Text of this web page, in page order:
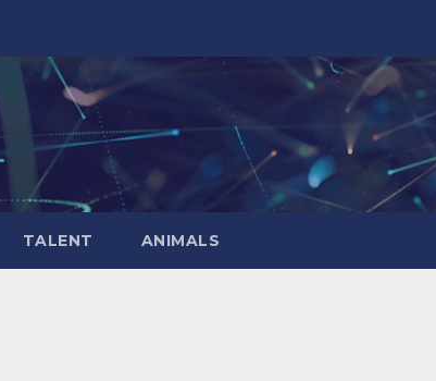
TALENT ANIMALS